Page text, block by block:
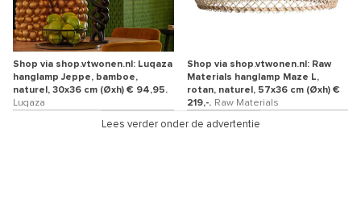
Shop via shop.vtwonen.nl: Luqaza
hanglamp Jeppe, bamboe,
naturel, 30x36 cm (Øxh) € 94,95.
Luqaza
Shop via shop.vtwonen.nl: Raw
Materials hanglamp Maze L,
rotan, naturel, 57x36 cm (Øxh) €
219,-. Raw Materials
Lees verder onder de advertentie